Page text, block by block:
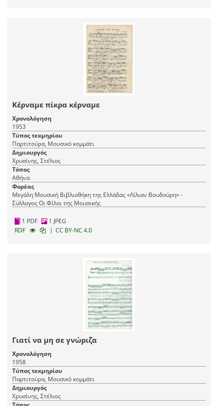
Κέρναμε πίκρα κέρναμε
Χρονολόγηση
1953
Τύπος τεκμηρίου
Παρτιτούρα, Μουσικό κομμάτι
Δημιουργός
Χρυσίνης, Στέλιος
Τόπος
Αθήνα
Φορέας
Μεγάλη Μουσική Βιβλιοθήκη της Ελλάδας «Λίλιαν Βουδούρη» -
Σύλλογος Οι Φίλοι της Μουσικής
1 PDF
1 JPEG
RDF
| CC BY-NC 4.0
Γιατί να μη σε γνώριζα
Χρονολόγηση
1958
Τύπος τεκμηρίου
Παρτιτούρα, Μουσικό κομμάτι
Δημιουργός
Χρυσίνης, Στέλιος